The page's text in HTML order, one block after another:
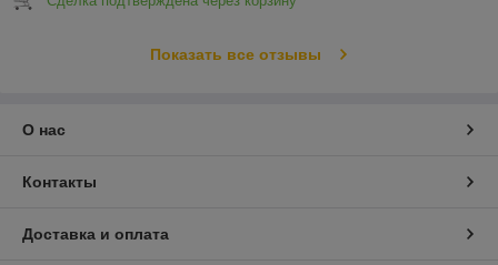
Показать все отзывы
О нас
Контакты
Доставка и оплата